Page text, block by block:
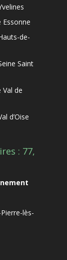
Essonne
de-
Saint
Val de
d’Oise
: 77,
lès-